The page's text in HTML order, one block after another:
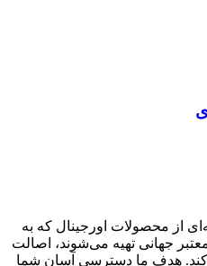
از محصولات اورجینال که به
جهانی تهیه می‌شوند، اصالت
هدف ما دسترسی آسان شما